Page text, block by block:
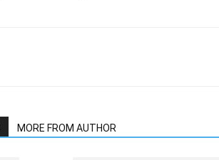
MORE FROM AUTHOR